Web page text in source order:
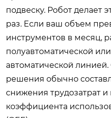
подвеску. Робот делает
раз. Если ваш объем
инструментов в месяц,
полуавтоматической
автоматической линией.
решения обычно
снижения трудозатрат
коэффициента